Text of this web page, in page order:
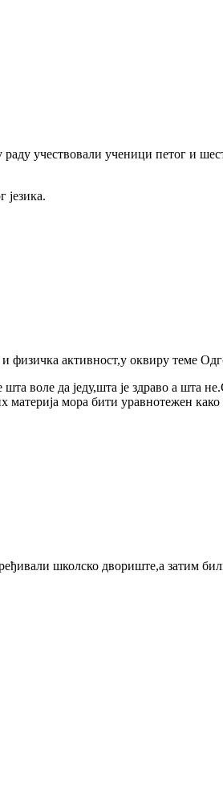
учествовали ученици петог и
језика.
активност,у оквиру теме
воле да једу,шта је здраво а шта
материја мора бити уравнотежен
школско двориште,а затим